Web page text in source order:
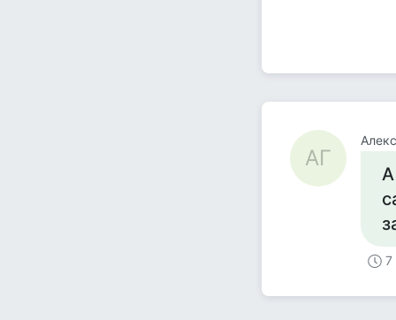
АГ
А
7